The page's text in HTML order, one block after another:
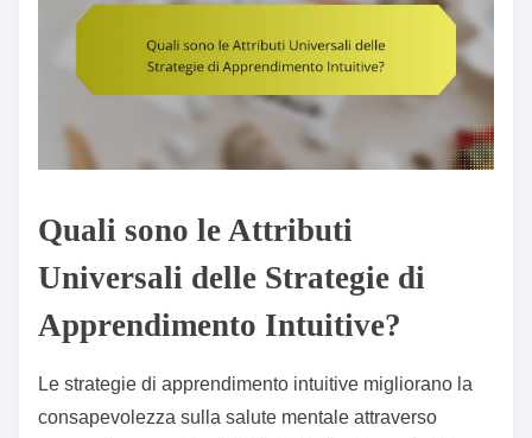
Quali sono le Attributi
Universali delle Strategie di
Apprendimento Intuitive?
Le strategie di apprendimento intuitive migliorano la
consapevolezza sulla salute mentale attraverso